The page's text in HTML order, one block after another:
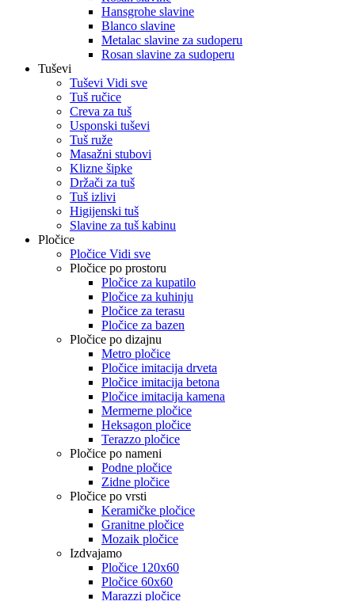
Hansgrohe slavine
Blanco slavine
Metalac slavine za sudoperu
Rosan slavine za sudoperu
Tuševi
Tuševi Vidi sve
Tuš ručice
Creva za tuš
Usponski tuševi
Tuš ruže
Masažni stubovi
Klizne šipke
Držači za tuš
Tuš izlivi
Higijenski tuš
Slavine za tuš kabinu
Pločice
Pločice Vidi sve
Pločice po prostoru
Pločice za kupatilo
Pločice za kuhinju
Pločice za terasu
Pločice za bazen
Pločice po dizajnu
Metro pločice
Pločice imitacija drveta
Pločice imitacija betona
Pločice imitacija kamena
Mermerne pločice
Heksagon pločice
Terazzo pločice
Pločice po nameni
Podne pločice
Zidne pločice
Pločice po vrsti
Keramičke pločice
Granitne pločice
Mozaik pločice
Izdvajamo
Pločice 120x60
Pločice 60x60
Marazzi pločice